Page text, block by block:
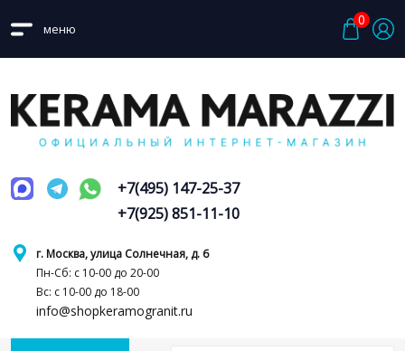
меню
0
г. Москва, улица Солнечная, д. 6
Пн-Сб: с 10-00 до 20-00
Вс: с 10-00 до 18-00
info@shopkeramogranit.ru
+7(495) 147-25-37
+7(925) 851-11-10